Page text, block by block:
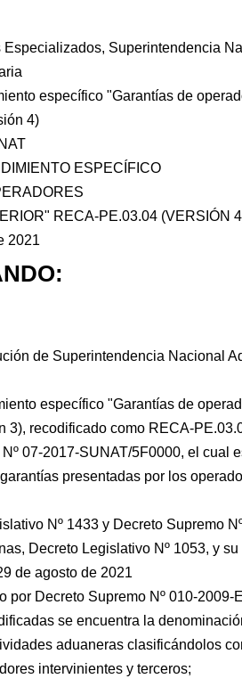
Especializados, Superintendencia
específico "Garantías de
4)
ESPECÍFICO
RECA-PE.03.04 (VERSIÓN
2021
de Superintendencia Nacional
específico "Garantías de
3), recodificado como RECA-
07-2017-SUNAT/5F0000, el cual
presentadas por los
Nº 1433 y Decreto Supremo
Decreto Legislativo Nº 1053, y
de agosto de 2021
por Decreto Supremo Nº 010-2009-
se encuentra la
aduaneras clasificándolos
intervinientes y terceros;